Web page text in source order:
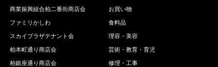
商業振興組合柏二番街商店会
ファミリかしわ
スカイプラザテナント会
柏本町通り商店会
柏銀座通り商店会
お買い物
食料品
理容・美容
芸術・教育・育児
修理・工事